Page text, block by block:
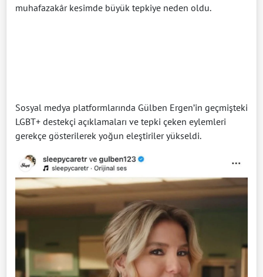
muhafazakâr kesimde büyük tepkiye neden oldu.
Sosyal medya platformlarında Gülben Ergen’in geçmişteki
LGBT+ destekçi açıklamaları ve tepki çeken eylemleri
gerekçe gösterilerek yoğun eleştiriler yükseldi.